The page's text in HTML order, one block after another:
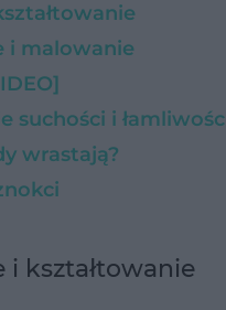
i malowanie
suchości i
wrastają?
kształtowanie